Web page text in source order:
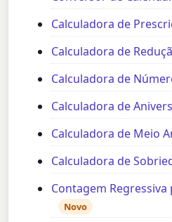
Calculadora de
Calculadora de
Calculadora de
Calculadora de
Calculadora de Meio
Calculadora de
Contagem
Novo